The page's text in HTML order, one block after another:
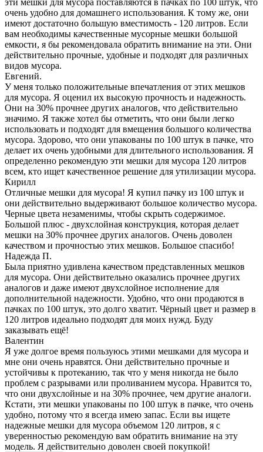
очень удобно для домашнего использования. К тому же, они
имеют достаточно большую вместимость - 120 литров. Если
вам необходимы качественные мусорные мешки большой
емкости, я бы рекомендовала обратить внимание на эти. Они
действительно прочные, удобные и подходят для различных
видов мусора.
Евгений.
У меня только положительные впечатления от этих мешков
для мусора. Я оценил их высокую прочность и надежность.
Они на 30% прочнее других аналогов, что действительно
значимо. Я также хотел бы отметить, что они были легко
использовать и подходят для вмещения большого количества
мусора. Здорово, что они упакованы по 100 штук в пачке, что
делает их очень удобными для длительного использования. Я
определенно рекомендую эти мешки для мусора 120 литров
всем, кто ищет качественное решение для утилизации мусора.
Кирилл
Отличные мешки для мусора! Я купил пачку из 100 штук и
они действительно выдерживают большое количество мусора.
Черные цвета незаменимы, чтобы скрыть содержимое.
Большой плюс - двухслойная конструкция, которая делает
мешки на 30% прочнее других аналогов. Очень доволен
качеством и прочностью этих мешков. Большое спасибо!
Надежда П.
Была приятно удивлена качеством представленных мешков
для мусора. Они действительно оказались прочнее других
аналогов и даже имеют двухслойное исполнение для
дополнительной надежности. Удобно, что они продаются в
пачках по 100 штук, это долго хватит. Чёрный цвет и размер в
120 литров идеально подходят для моих нужд. Буду
заказывать ещё!
Валентин
Я уже долгое время пользуюсь этими мешками для мусора и
мне они очень нравятся. Они действительно прочные и
устойчивы к протеканию, так что у меня никогда не было
проблем с разрывами или проливанием мусора. Нравится то,
что они двухслойные и на 30% прочнее, чем другие аналоги.
Кстати, эти мешки упакованы по 100 штук в пачке, что очень
удобно, потому что я всегда имею запас. Если вы ищете
надежные мешки для мусора объемом 120 литров, я с
уверенностью рекомендую вам обратить внимание на эту
модель. Я действительно доволен своей покупкой!